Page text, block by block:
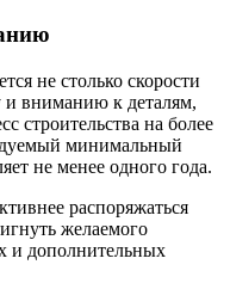
не столько скорости
и вниманию к деталям,
строительства на более
минимальный
не менее одного года.
распоряжаться
желаемого
и дополнительных